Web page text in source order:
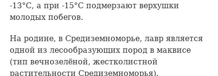
-13°С, а при -15°С подмерзают верхушки
молодых побегов.
На родине, в Средиземноморье, лавр является
одной из лесообразующих пород в маквисе
(тип вечнозелёной, жестколистной
растительности Средиземноморья).